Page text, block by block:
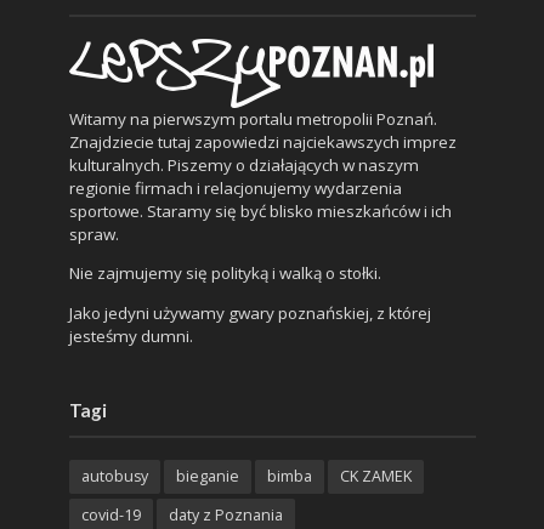
Witamy na pierwszym portalu metropolii Poznań.
Znajdziecie tutaj zapowiedzi najciekawszych imprez
kulturalnych. Piszemy o działających w naszym
regionie firmach i relacjonujemy wydarzenia
sportowe. Staramy się być blisko mieszkańców i ich
spraw.
Nie zajmujemy się polityką i walką o stołki.
Jako jedyni używamy gwary poznańskiej, z której
jesteśmy dumni.
Tagi
autobusy bieganie bimba
CK ZAMEK
covid-19
daty z Poznania